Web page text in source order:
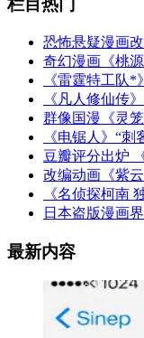
栏目热门
恐怖悬疑漫画
奇幻漫画《桃
《雷霆特工队
《凡人修仙传
群像国漫《灵
《电锯人》“
豆瓣评分出炉
改编动画《紫
《名侦探柯南
日本盗版漫画
最新内容